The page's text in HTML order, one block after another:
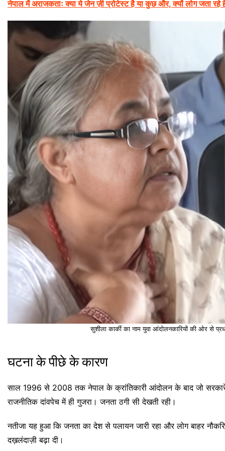
नेपाल में अराजकताः क्या ये जेन ज़ी प्रोटेस्ट है या कुछ और, क्यों लोग जता रहे
सुशीला कार्की का नाम युवा आंदोलनकारियों की ओर से
घटना के पीछे के कारण
साल 1996 से 2008 तक नेपाल के क्रांतिकारी आंदोलन के बाद जो सरकारें
राजनीतिक दांवपेच में ही गुजरा। जनता ठगी सी देखती रही।
नतीजा यह हुआ कि जनता का देश से पलायन जारी रहा और लोग बाहर
दख़लंदाज़ी बढ़ा दी।